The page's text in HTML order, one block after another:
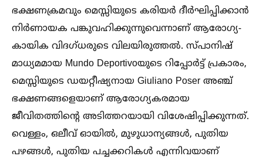
ഭക്ഷണക്രമവും മെസ്സിയുടെ കരിയർ ദീർഘിപ്പിക്കാൻ
നിർണായക പങ്കുവഹിക്കുന്നുവെന്നാണ് ആരോഗ്യ-
കായിക വിദഗ്ധരുടെ വിലയിരുത്തല്‍. സ്പാനിഷ്
മാധ്യമമായ Mundo Deportivoയുടെ റിപ്പോർട്ട് പ്രകാരം,
മെസ്സിയുടെ ഡയറ്റീഷ്യനായ Giuliano Poser അഞ്ച്
ഭക്ഷണങ്ങളെയാണ് ആരോഗ്യകരമായ
ജീവിതത്തിന്റെ അടിത്തറയായി വിശേഷിപ്പിക്കുന്നത്.
വെള്ളം, ഒലീവ് ഓയില്‍, മുഴുധാന്യങ്ങള്‍, പുതിയ
പഴങ്ങള്‍, പുതിയ പച്ചക്കറികള്‍ എന്നിവയാണ്